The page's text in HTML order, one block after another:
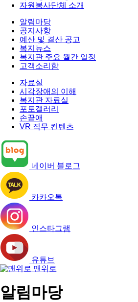
자원봉사단체 소개
알림마당
공지사항
예산 및 결산 공고
복지뉴스
복지관 주요 월간 일정
고객소리함
자료실
시각장애의 이해
복지관 자료실
포토갤러리
손끝애
VR 직무 컨텐츠
네이버 블로그
카카오톡
인스타그램
유튜브
맨위로
알림마당